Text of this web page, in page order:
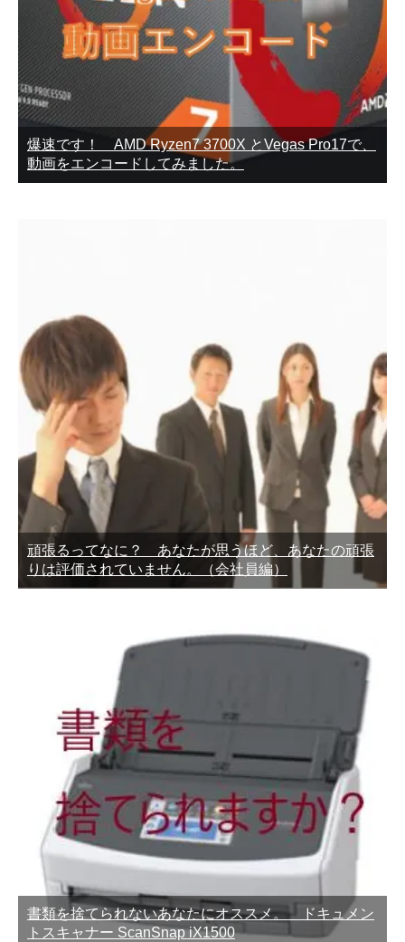
爆速です！ AMD Ryzen7 3700X とVegas Pro17で、
動画をエンコードしてみました。
頑張るってなに？ あなたが思うほど、あなたの頑張
りは評価されていません。（会社員編）
書類を捨てられないあなたにオススメ。 ドキュメン
トスキャナー ScanSnap iX1500